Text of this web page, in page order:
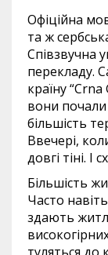
Офіційна
та ж
Співзвучна
перекладу.
країну
вони почали
більшість
Ввечері,
довгі тіні.
Більшість
Часто
здають
туляться до